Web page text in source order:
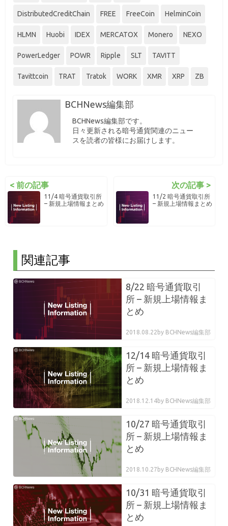
DistributedCreditChain FREE FreeCoin HelminCoin
HLMN Huobi IDEX MERCATOX Monero NEXO
PowerLedger POWR Ripple SLT TAVITT
Tavittcoin TRAT Tratok WORK XMR XRP ZB
BCHNews編集部
BCHNews編集部です。
日々更新される暗号通貨関連のニュー
スを読者の皆様にお届けします。
< 前の記事
11/4 暗号通貨取引所
– 新規上場情報まとめ
次の記事 >
11/2 暗号通貨取引所
– 新規上場情報まとめ
関連記事
8/22 暗号通貨取引
所 – 新規上場情報ま
とめ
2018.08.22 by BCHNews編集部
12/14 暗号通貨取引
所 – 新規上場情報ま
とめ
2018.12.14by BCHNews編集部
10/27 暗号通貨取引
所 – 新規上場情報ま
とめ
2018.10.27 by BCHNews編集部
10/31 暗号通貨取引
所 – 新規上場情報ま
とめ